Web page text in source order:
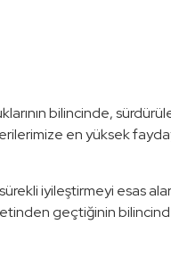
bilincinde,
en yüksek
iyileştirmeyi esas
geçtiğinin